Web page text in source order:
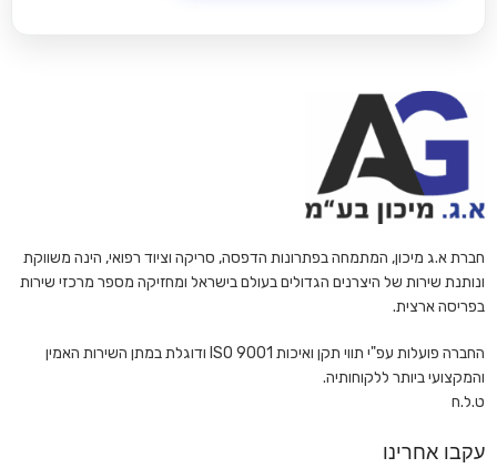
חברת א.ג מיכון, המתמחה בפתרונות הדפסה, סריקה וציוד רפואי, הינה משווקת
ונותנת שירות של היצרנים הגדולים בעולם בישראל ומחזיקה מספר מרכזי שירות
בפריסה ארצית.
החברה פועלות עפ"י תווי תקן ואיכות ISO 9001 ודוגלת במתן השירות האמין
והמקצועי ביותר ללקוחותיה.
ט.ל.ח
עקבו אחרינו